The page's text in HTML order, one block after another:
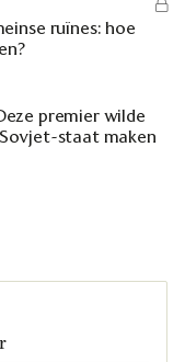
ruïnes: hoe
premier wilde
staat maken